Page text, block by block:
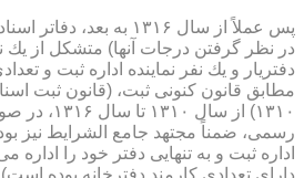
پس عملاً از سال ۱۳۱۶ به
در نظر گرفتن درجات آنها) متشكل از یك
دفتریار و یك نفر نماینده اداره ثبت و
مطابق قانون كنونی ثبت، (قانون ثبت
۱۳۱۰) از سال
رسمی، ضمناً مجتهد جامع الشرایط نیز
اداره ثبت و به تنهایی دفتر خود را اداره